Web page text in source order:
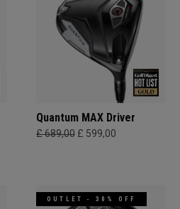
Quantum MAX Driver
£ 689,00 £ 599,00
OUTLET - 30% OFF